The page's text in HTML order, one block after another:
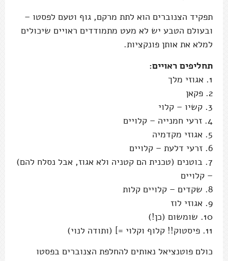
תפקיד הצנוברים הוא לתת מרקם, גוף וטעם לפסטו –
ובעולם הטבע יש לא מעט מתמודדים ראויים שיכולים
למלא את אותן פונקציות.
תחליפים ראויים:
1. אגוזי מלך
2. פקאן
3. קשיו – קלוי
4. זרעי חמנייה – קלויים
5. אגוזי מקדמיה
6. זרעי דלעת – קלויים
7. בוטנים (טכנית הם קטניה ולא אגוז, אבל נסלח להם)
– קלויים
8. שקדים – קלויים קלות
9. אגוזי לוז
10. שומשום (כן!)
11. פיסטוק!! קלוף וקלוי =] (ותודה לנוי)
כולם פוטנציאל נאותים להחלפת הצנוברים בפסטו